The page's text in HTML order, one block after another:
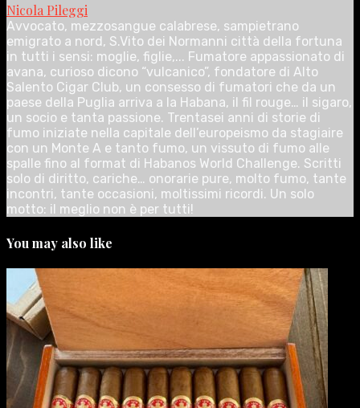
Nicola Pileggi
Avvocato, mezzosangue calabrese, sampietrano
emigrato a nord, S.Vito dei Normanni città della fortuna
in tutti i sensi: moglie, figlie,... Fumatore appassionato di
avana, curioso dicono “vulcanico”, fondatore di Alto
Salento Cigar Club, un consesso di fumatori che da un
paese della Puglia arriva a la Habana, il fil rouge… il sigaro,
un socio e tanta passione. Trentasei anni di storie di
fumo iniziate nella capitale dell’europeismo da stagiaire
con un Monte A e tanto fumo, un vissuto di fumo alle
spalle fino al format di Habanos World Challenge. Scritti
solo di diritto, cariche… onorarie pure, molto fumo, tante
incontri, tante occasioni, moltissimi ricordi. Un solo
motto: il meglio non è per tutti!
You may also like